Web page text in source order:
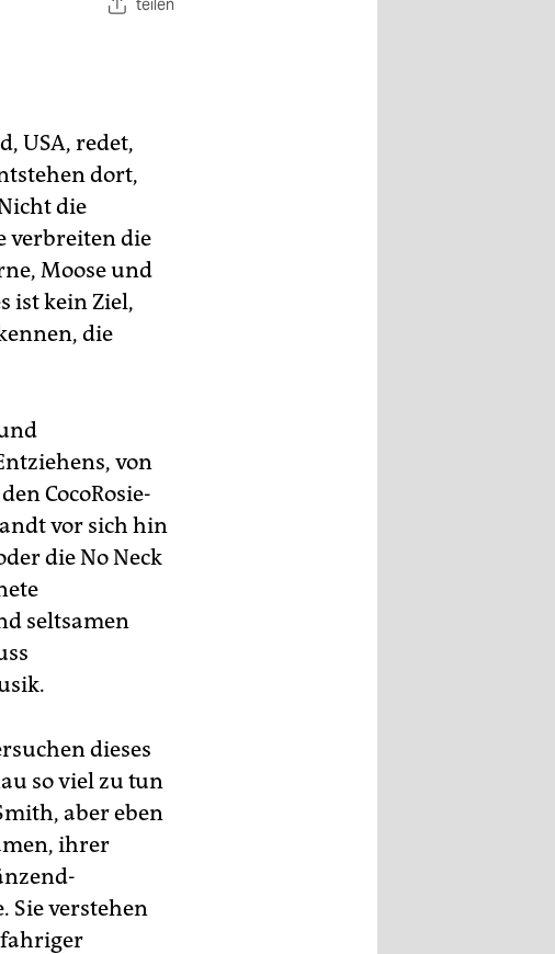
teilen
USA, redet,
dort,
die
verbreiten die
Moose und
ist kein Ziel,
die
von
CocoRosie-
vor sich hin
die No Neck
seltsamen
dieses
so viel zu tun
aber eben
ihrer
Sie verstehen
fahriger